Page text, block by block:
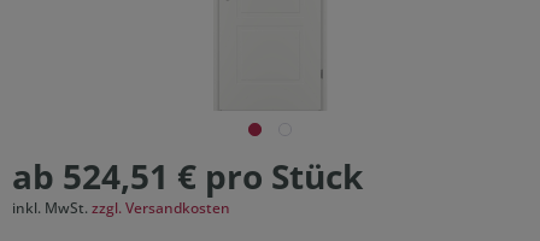
ab 524,51 € pro Stück
inkl. MwSt. zzgl. Versandkosten